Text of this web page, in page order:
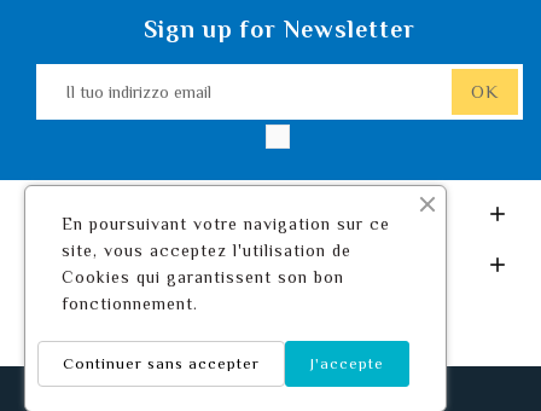
Sign up for Newsletter

Il Tuo Account 
En poursuivant votre navigation sur ce
site, vous acceptez l'utilisation de
Cookies qui garantissent son bon
fonctionnement.
J'accepte
Continuer sans accepter